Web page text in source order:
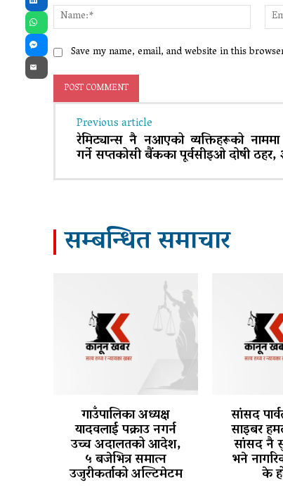
Save my name, email, and website in this
Previous article
रेमिट्यान्स नै नआएको व्यक्तिहरूको नाममा
गर्ने सप्तकोसी बैंकका पूर्वसीइओ दोषी ठहर,
सम्बन्धित समाचार
गाउँपालिका अध्यक्ष
यादवलाई पक्राउ नगर्न
उच्च अदालतको आदेश,
५ बजेभित्र समात्न
उजुरीकर्ताको अल्टिमेटम
सांसद
साइबर
सांसद नै
भने
के
LinkedIn
WhatsApp
Messenger
Email